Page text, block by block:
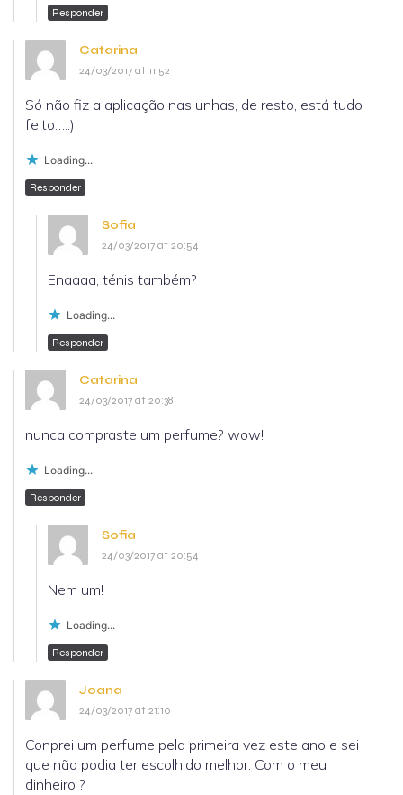
Responder
Catarina
24/03/2017 at 11:52
Só não fiz a aplicação nas unhas, de resto, está tudo
feito….:)
Loading...
Responder
Sofia
24/03/2017 at 20:54
Enaaaa, ténis também?
Loading...
Responder
Catarina
24/03/2017 at 20:38
nunca compraste um perfume? wow!
Loading...
Responder
Sofia
24/03/2017 at 20:54
Nem um!
Loading...
Responder
Joana
24/03/2017 at 21:10
Conprei um perfume pela primeira vez este ano e sei
que não podia ter escolhido melhor. Com o meu
dinheiro ?